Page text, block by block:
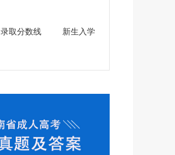
录取分数线 新生入学